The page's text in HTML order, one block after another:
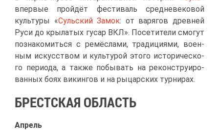
впер­вые прой­дёт фе­сти­валь сред­не­ве­ко­вой
куль­ту­ры «Суль­ский За­мок: от ва­ря­гов древ­ней
Ру­си до кры­ла­тых гу­сар ВКЛ». По­се­ти­те­ли смо­гут
по­зна­ко­мить­ся с ре­мёс­ла­ми, тра­ди­ци­я­ми, во­ен­
ным ис­кус­ством и куль­ту­рой это­го ис­то­ри­че­ско­
го пе­ри­о­да, а та­к­же по­бы­вать на ре­кон­стру­и­ро­
ван­ных бо­ях ви­кин­гов и на ры­цар­ских тур­ни­рах.
БРЕСТ­СКАЯ ОБ­ЛАСТЬ
Ап­рель